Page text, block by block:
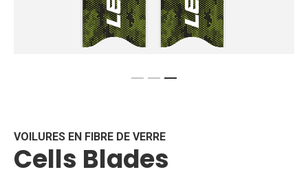
beginning
of
the
VOILURES EN FIBRE DE VERRE
Cells Blades